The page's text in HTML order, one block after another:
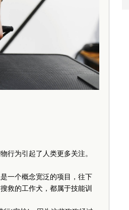
为引起了人类更多关注。
一个概念宽泛的项目，往下
救的工作犬，都属于技能训